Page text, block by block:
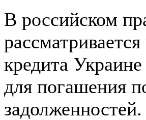
В российском
кредита
для погашения
задолженностей.